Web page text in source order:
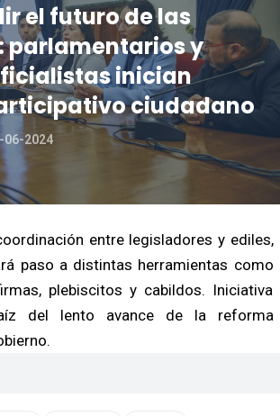
el futuro de las
parlamentarios y
inician
ciudadano
06-2024
entre legisladores y ediles,
paso a distintas herramientas como
plebiscitos y cabildos. Iniciativa
del lento avance de la reforma